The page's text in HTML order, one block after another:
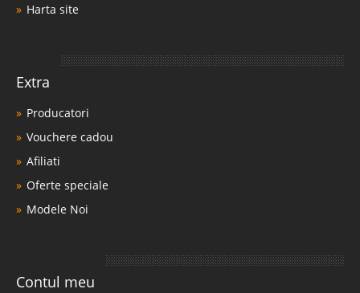
Harta site
Extra
Producatori
Vouchere cadou
Afiliati
Oferte speciale
Modele Noi
Contul meu